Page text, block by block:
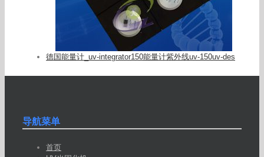
德国能量计_uv-integrator150能量计紫外线uv-150uv-des
导航菜单
首页